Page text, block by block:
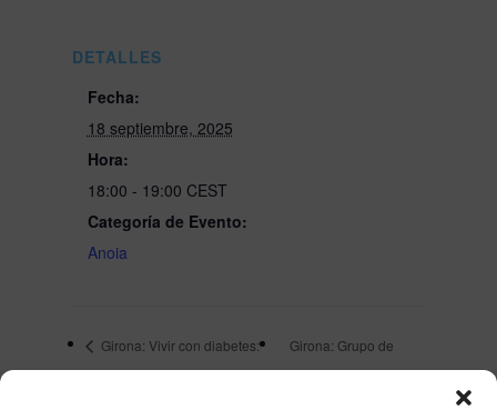
DETALLES
Fecha:
18 septiembre, 2025
Hora:
18:00 - 19:00 CEST
Categoría de Evento:
Anoia
Girona: Vivir con diabetes:
Descubre los Sistemas de Asa
Girona: Grupo de
soporte, cómo contamos